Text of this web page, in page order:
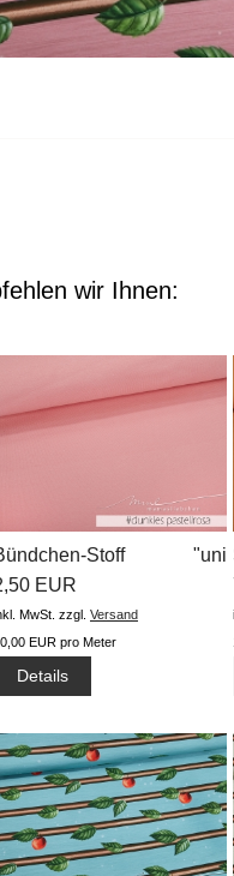
wir Ihnen:
Stoff "uni
EUR
MwSt. zzgl. Versand
EUR pro Meter
Details